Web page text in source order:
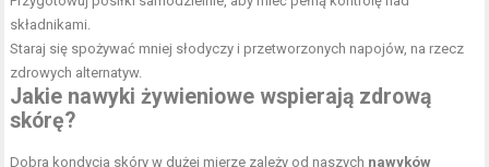
składnikami.
Staraj się spożywać mniej słodyczy i przetworzonych napojów, na rzecz
zdrowych alternatyw.
Jakie nawyki żywieniowe wspierają zdrową
skórę?
Dobra kondycja skóry w dużej mierze zależy od naszych nawyków